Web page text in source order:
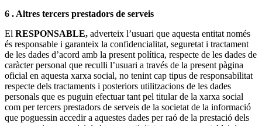
6 . Altres tercers prestadors de serveis
El RESPONSABLE, adverteix l’usuari que aquesta entitat només
és responsable i garanteix la confidencialitat, seguretat i tractament
de les dades d’acord amb la present política, respecte de les dades de
caràcter personal que reculli l’usuari a través de la present pàgina
oficial en aquesta xarxa social, no tenint cap tipus de responsabilitat
respecte dels tractaments i posteriors utilitzacions de les dades
personals que es puguin efectuar tant pel titular de la xarxa social
com per tercers prestadors de serveis de la societat de la informació
que poguessin accedir a aquestes dades per raó de la prestació dels